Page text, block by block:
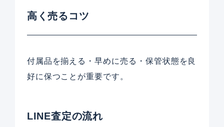
高く売るコツ
付属品を揃える・早めに売る・保管状態を良
好に保つことが重要です。
LINE査定の流れ